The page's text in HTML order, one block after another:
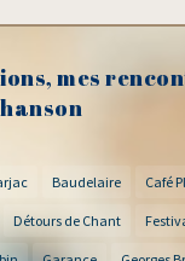
mes
Baudelaire Café
Détours de Chant